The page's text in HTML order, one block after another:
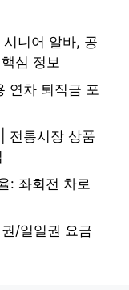
니어 알바, 공
심 정보
연차 퇴직금 포
전통시장 상품
: 좌회전 차로
/일일권 요금